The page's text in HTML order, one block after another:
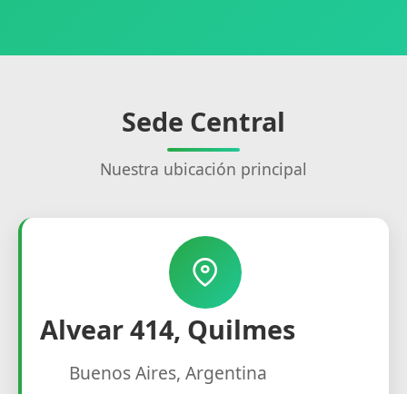
Sede Central
Nuestra ubicación principal
Alvear 414, Quilmes
Buenos Aires, Argentina